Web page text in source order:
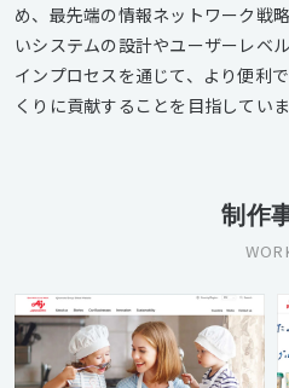
め、最先端の情報ネットワーク戦
いシステムの設計やユーザーレベ
インプロセスを通じて、より便利
くりに貢献することを目指していま
制作